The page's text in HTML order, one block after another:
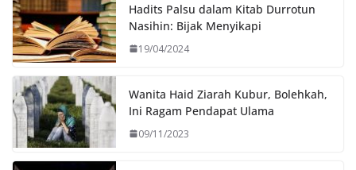
Hadits Palsu dalam Kitab Durrotun
Nasihin: Bijak Menyikapi
19/04/2024
Wanita Haid Ziarah Kubur, Bolehkah,
Ini Ragam Pendapat Ulama
09/11/2023